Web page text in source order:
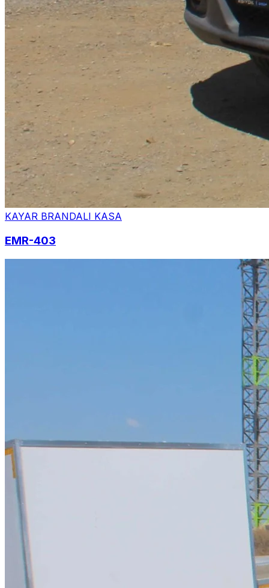
KAYAR BRANDALI KASA
EMR-403